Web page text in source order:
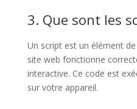
3. Que sont les
Un script est un élément
site web fonctionne
interactive. Ce code est
sur votre appareil.